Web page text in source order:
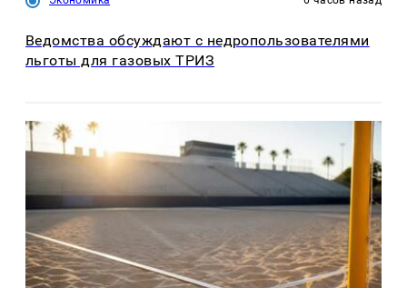
Ведомства обсуждают с недропользователями
льготы для газовых ТРИЗ